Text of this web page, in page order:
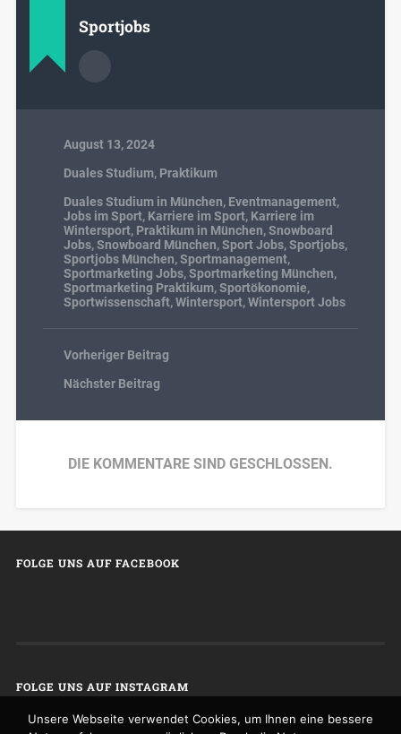
Sportjobs
August 13, 2024
Duales Studium, Praktikum
Duales Studium in München, Eventmanagement,
Jobs im Sport, Karriere im Sport, Karriere im
Wintersport, Praktikum in München,Snowboard
Jobs,Snowboard München,Sport Jobs,Sportjobs,
Sportjobs München,Sportmanagement,
Sportmarketing Jobs,Sportmarketing München,
Sportmarketing Praktikum,Sportökonomie,
Sportwissenschaft,Wintersport,Wintersport Jobs
Vorheriger Beitrag
Nächster Beitrag
DIE KOMMENTARE SIND GESCHLOSSEN.
FOLGE UNS AUF FACEBOOK
FOLGE UNS AUF INSTAGRAM
Unsere Webseite verwendet Cookies, um Ihnen eine bessere